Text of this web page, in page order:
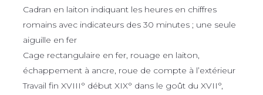
Cadran en laiton indiquant les heures en chiffres
romains avec indicateurs des 30 minutes ; une seule
aiguille en fer
Cage rectangulaire en fer, rouage en laiton,
échappement à ancre, roue de compte à l’extérieur
Travail fin XVIII° début XIX° dans le goût du XVII°,